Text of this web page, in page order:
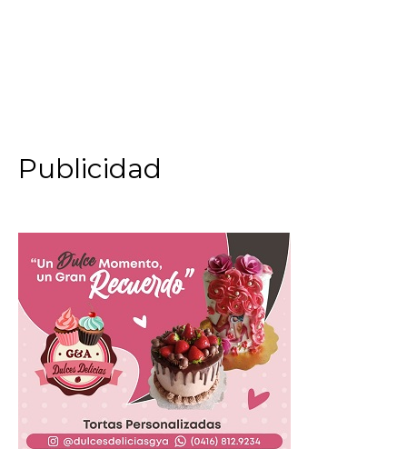
Publicidad